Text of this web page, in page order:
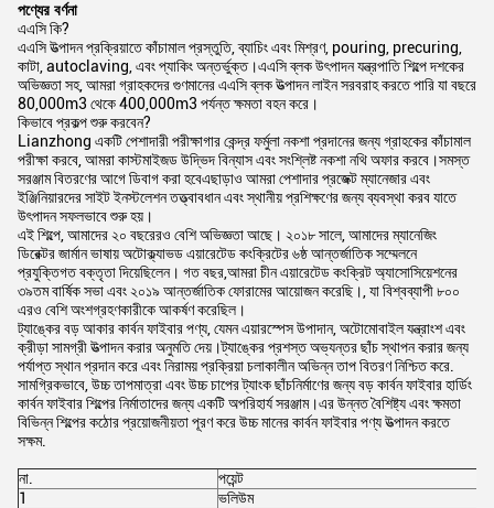
পণ্যের বর্ণনা
এএসি কি?
এএসি উত্পাদন প্রক্রিয়াতে কাঁচামাল প্রস্তুতি, ব্যাচিং এবং মিশ্রণ, pouring, precuring,
কাটা, autoclaving, এবং প্যাকিং অন্তর্ভুক্ত।এএসি ব্লক উৎপাদন যন্ত্রপাতি শিল্পে দশকের
অভিজ্ঞতা সহ, আমরা গ্রাহকদের গুণমানের এএসি ব্লক উত্পাদন লাইন সরবরাহ করতে পারি যা বছরে
80,000m3 থেকে 400,000m3 পর্যন্ত ক্ষমতা বহন করে।
কিভাবে প্রকল্প শুরু করবেন?
Lianzhong একটি পেশাদারী পরীক্ষাগার কেন্দ্র ফর্মুলা নকশা প্রদানের জন্য গ্রাহকের কাঁচামাল
পরীক্ষা করবে, আমরা কাস্টমাইজড উদ্ভিদ বিন্যাস এবং সংশ্লিষ্ট নকশা নথি অফার করবে।সমস্ত
সরঞ্জাম বিতরণের আগে ডিবাগ করা হবেএছাড়াও আমরা পেশাদার প্রজেক্ট ম্যানেজার এবং
ইঞ্জিনিয়ারদের সাইট ইনস্টলেশন তত্ত্বাবধান এবং স্থানীয় প্রশিক্ষণের জন্য ব্যবস্থা করব যাতে
উৎপাদন সফলভাবে শুরু হয়।
এই শিল্পে, আমাদের ২০ বছরেরও বেশি অভিজ্ঞতা আছে। ২০১৮ সালে, আমাদের ম্যানেজিং
ডিরেক্টর জার্মান ভাষায় অটোক্ল্যাভড এয়ারেটেড কংক্রিটের ৬ষ্ঠ আন্তর্জাতিক সম্মেলনে
প্রযুক্তিগত বক্তৃতা দিয়েছিলেন। গত বছর,আমরা চীন এয়ারেটেড কংক্রিট অ্যাসোসিয়েশনের
৩৯তম বার্ষিক সভা এবং ২০১৯ আন্তর্জাতিক ফোরামের আয়োজন করেছি।, যা বিশ্বব্যাপী ৮০০
এরও বেশি অংশগ্রহণকারীকে আকর্ষণ করেছিল।
ট্যাঙ্কের বড় আকার কার্বন ফাইবার পণ্য, যেমন এয়ারস্পেস উপাদান, অটোমোবাইল যন্ত্রাংশ এবং
ক্রীড়া সামগ্রী উত্পাদন করার অনুমতি দেয়।ট্যাঙ্কের প্রশস্ত অভ্যন্তর ছাঁচ স্থাপন করার জন্য
পর্যাপ্ত স্থান প্রদান করে এবং নিরাময় প্রক্রিয়া চলাকালীন অভিন্ন তাপ বিতরণ নিশ্চিত করে.
সামগ্রিকভাবে, উচ্চ তাপমাত্রা এবং উচ্চ চাপের ট্যাংক ছাঁচনির্মাণের জন্য বড় কার্বন ফাইবার হার্ডিং
কার্বন ফাইবার শিল্পের নির্মাতাদের জন্য একটি অপরিহার্য সরঞ্জাম।এর উন্নত বৈশিষ্ট্য এবং ক্ষমতা
বিভিন্ন শিল্পের কঠোর প্রয়োজনীয়তা পূরণ করে উচ্চ মানের কার্বন ফাইবার পণ্য উত্পাদন করতে
সক্ষম.
না.
পয়েন্ট
1
ভলিউম